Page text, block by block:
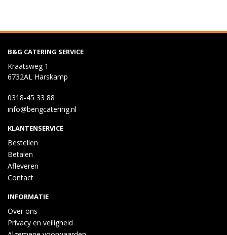
B&G CATERING SERVICE
Kraatsweg 1
6732AL Harskamp
0318-45 33 88
info@bengcatering.nl
KLANTENSERVICE
Bestellen
Betalen
Afleveren
Contact
INFORMATIE
Over ons
Privacy en veiligheid